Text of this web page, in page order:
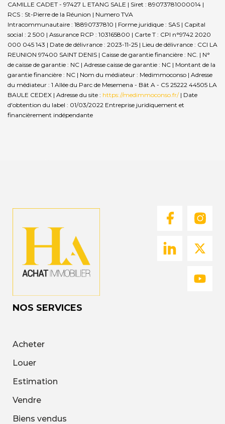
CAMILLE CADET - 97427 L ETANG SALE | Siret : 89073781000014 |
RCS : St-Pierre de la Réunion | Numero TVA
Intracommunautaire : 18890737810 | Forme juridique : SAS | Capital
social : 2 500 | Assurance RCP : 103165800 | Carte T : CPI n°9742 2020
000 045 143 | Date de délivrance : 2023-11-25 | Lieu de délivrance : CCI LA
REUNION 97400 SAINT DENIS | Caisse de garantie financière : NC. | N°
de caisse de garantie : NC | Adresse caisse de garantie : NC | Montant de la
garantie financière : NC | Nom du médiateur : Medimmoconso | Adresse
du médiateur : 1 Allée du Parc de Mesemena - Bât A - CS 25222 44505 LA
BAULE CEDEX | Adresse du site : https://medimmoconso.fr/| Date
d'obtention du label : 01/03/2022 Entreprise juridiquement et
financièrement indépendante
NOS SERVICES
Acheter
Louer
Estimation
Vendre
Biens vendus